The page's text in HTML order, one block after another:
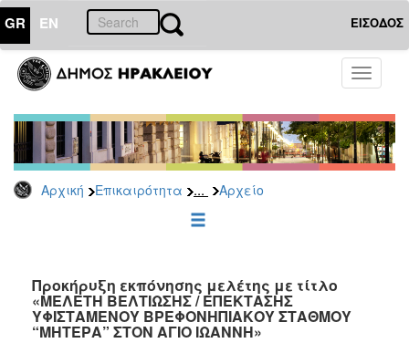
GR EN ΕΙΣΟΔΟΣ
Toggle
Αρχική Επικαιρότητα ... Αρχείο
ΕΠΙΚΑΙΡΟΤΗΤΑ
-
Δημοπρασίες
Αρχείο
2026
2022
2021
Προκήρυξη εκπόνησης μελέτης με τίτλο
«ΜΕΛΕΤΗ ΒΕΛΤΙΩΣΗΣ / ΕΠΕΚΤΑΣΗΣ
ΥΦΙΣΤΑΜΕΝΟΥ ΒΡΕΦΟΝΗΠΙΑΚΟΥ ΣΤΑΘΜΟΥ
“ΜΗΤΕΡΑ” ΣΤΟΝ ΑΓΙΟ ΙΩΑΝΝΗ»